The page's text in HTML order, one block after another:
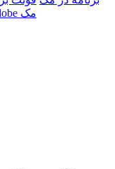
برنامه‌های Adobe مک